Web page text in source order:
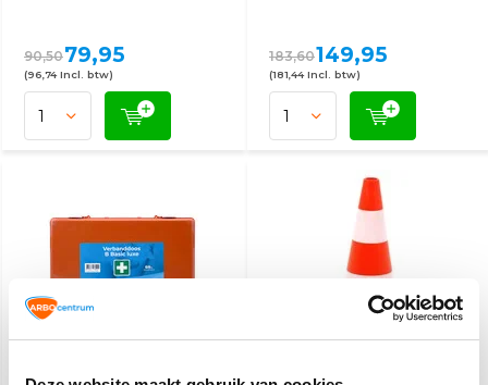
90,5079,95
(96,74 Incl. btw)
183,60149,95
(181,44 Incl. btw)
Verbanddoos B voor Verkeerskegel